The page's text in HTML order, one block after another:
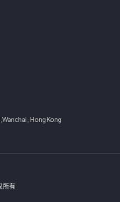
Wanchai, HongKong
所有